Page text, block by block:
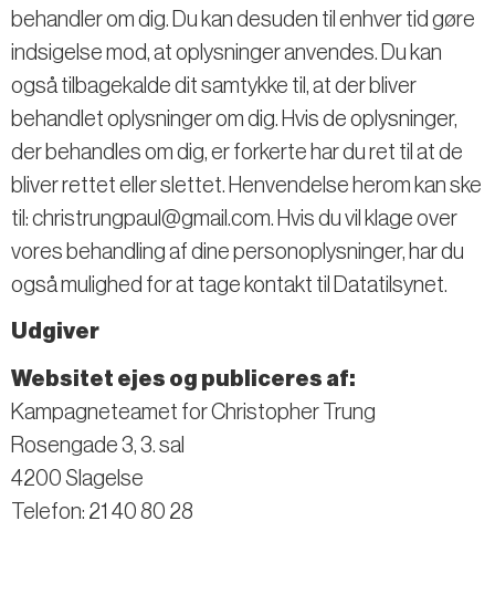
behandler om dig. Du kan desuden til enhver tid gøre
indsigelse mod, at oplysninger anvendes. Du kan
også tilbagekalde dit samtykke til, at der bliver
behandlet oplysninger om dig. Hvis de oplysninger,
der behandles om dig, er forkerte har du ret til at de
bliver rettet eller slettet. Henvendelse herom kan ske
til: christrungpaul@gmail.com. Hvis du vil klage over
vores behandling af dine personoplysninger, har du
også mulighed for at tage kontakt til Datatilsynet.
Udgiver
Websitet ejes og publiceres af:
Kampagneteamet for Christopher Trung
Rosengade 3, 3. sal
4200 Slagelse
Telefon: 21 40 80 28